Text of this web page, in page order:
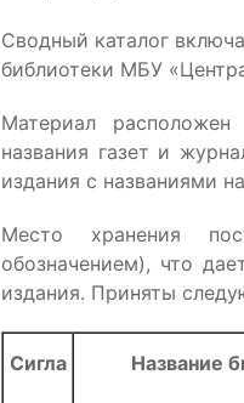
Сводный каталог
библиотеки МБУ
Материал
названия газет и
издания с названиями
Место хранения
обозначением), что
издания. Приняты
Сигла Название